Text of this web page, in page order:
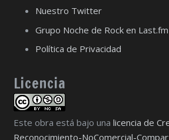
Nuestro Twitter
Grupo Noche de Rock en Last.fm
Política de Privacidad
Licencia
Este obra está bajo una licencia de
Reconocimiento-NoComercial-